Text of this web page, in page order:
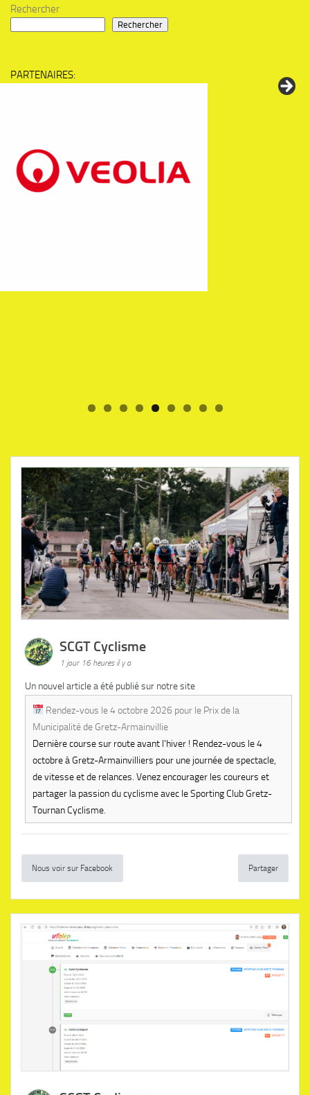
Rechercher
Rechercher
PARTENAIRES:
SCGT Cyclisme
1 jour 16 heures il y a
Un nouvel article a été publié sur notre site
Rendez-vous le 4 octobre 2026 pour le Prix de la
Municipalité de Gretz-Armainvillie
Dernière course sur route avant l'hiver ! Rendez-vous le 4
octobre à Gretz-Armainvilliers pour une journée de spectacle,
de vitesse et de relances. Venez encourager les coureurs et
partager la passion du cyclisme avec le Sporting Club Gretz-
Tournan Cyclisme.
Nous voir sur Facebook Partager